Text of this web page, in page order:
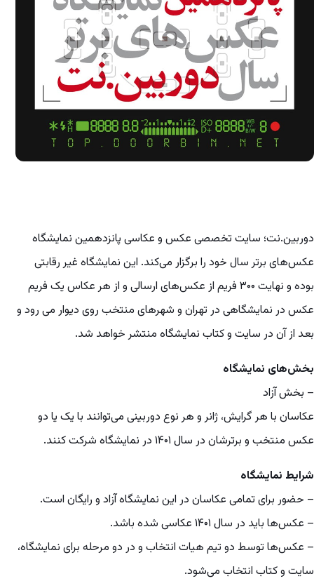
دوربین.نت؛ سایت تخصصی عکس و عکاسی پانزدهمین نمایشگاه
عکس‌های برتر سال خود را برگزار می‌کند. این نمایشگاه غیر رقابتی
بوده و نهایت ۳۰۰ فریم از عکس‌های ارسالی و از هر عکاس یک فریم
عکس در نمایشگاهی در تهران و شهرهای منتخب روی دیوار می رود و
بعد از آن در سایت و کتاب نمایشگاه منتشر خواهد شد.
بخش‌های نمایشگاه
– بخش آزاد
عکاسان با هر گرایش، ژانر و هر نوع دوربینی می‌توانند با یک یا دو
عکس منتخب و برترشان در سال ۱۴۰۱ در نمایشگاه شرکت کنند.
شرایط نمایشگاه
– حضور برای تمامی عکاسان در این نمایشگاه آزاد و رایگان است.
– عکس‌ها باید در سال ۱۴۰۱ عکاسی شده باشد.
– عکس‌ها توسط دو تیم هیات انتخاب و در دو مرحله برای نمایشگاه،
سایت و کتاب انتخاب می‌شود.